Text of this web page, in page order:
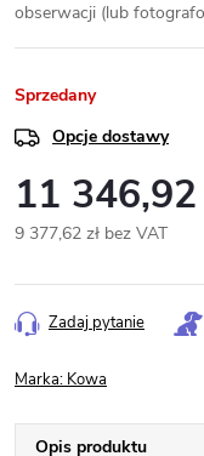
obserwacji (lub
Sprzedany
Opcje dostawy
11 346,92
9 377,62 zł bez VAT
jednostkowa:
Zadaj pytanie
Marka: Kowa
Opis produktu